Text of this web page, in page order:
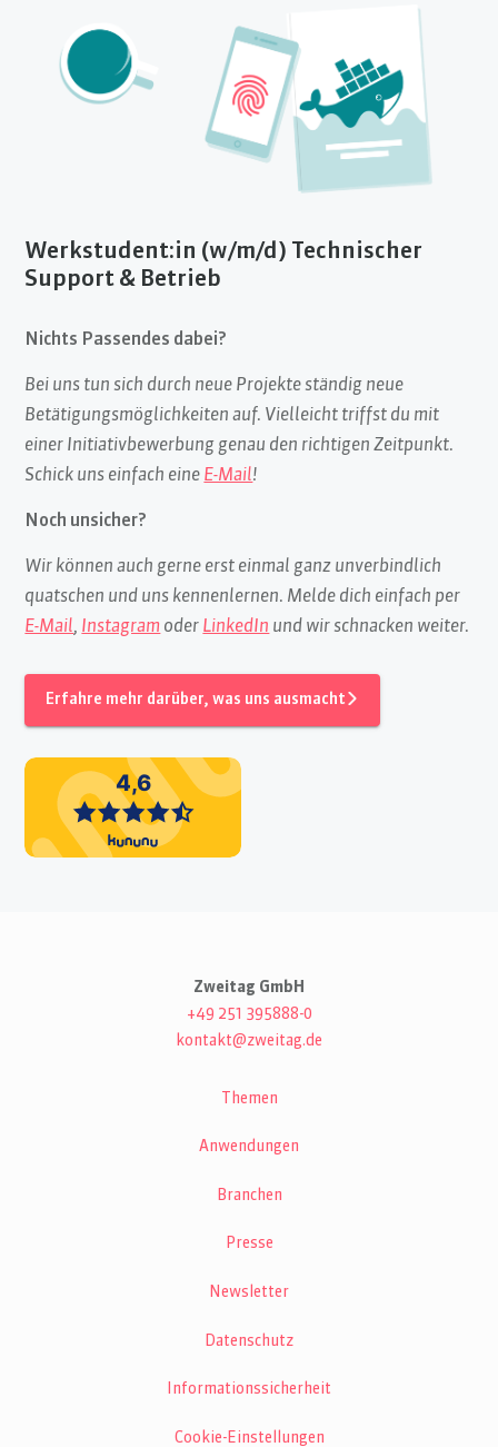
Werkstudent:in (w/m/d) Technischer
Support & Betrieb
Nichts Passendes dabei?
Bei uns tun sich durch neue Projekte ständig neue
Betätigungsmöglichkeiten auf. Vielleicht triffst du mit
einer Initiativbewerbung genau den richtigen Zeitpunkt.
Schick uns einfach eine E-Mail!
Noch unsicher?
Wir können auch gerne erst einmal ganz unverbindlich
quatschen und uns kennenlernen. Melde dich einfach per
E-Mail, Instagram oder LinkedIn und wir schnacken weiter.
Erfahre mehr darüber, was uns ausmacht
Zweitag GmbH
+49 251 395888-0
kontakt@zweitag.de
Themen
Anwendungen
Branchen
Presse
Newsletter
Datenschutz
Informationssicherheit
Cookie-Einstellungen